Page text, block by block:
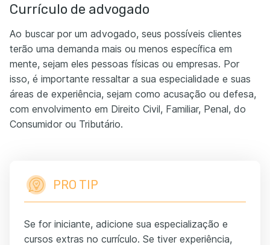
Currículo de advogado
Ao buscar por um advogado, seus possíveis clientes
terão uma demanda mais ou menos específica em
mente, sejam eles pessoas físicas ou empresas. Por
isso, é importante ressaltar a sua especialidade e suas
áreas de experiência, sejam como acusação ou defesa,
com envolvimento em Direito Civil, Familiar, Penal, do
Consumidor ou Tributário.
PRO TIP
Se for iniciante, adicione sua especialização e
cursos extras no currículo. Se tiver experiência,